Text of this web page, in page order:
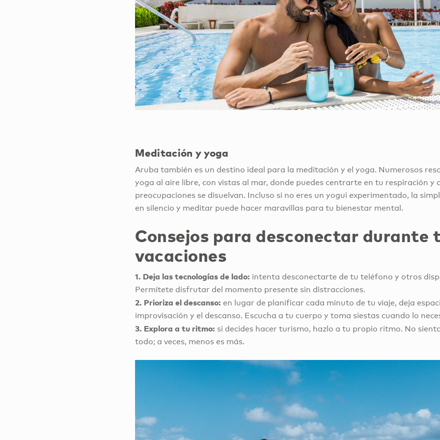
Meditación y yoga
Aruba también es un destino ideal para la meditación y el yoga. Numerosos
yoga al aire libre, con vistas al mar, donde puedes centrarte en tu respiración y
preocupaciones se disuelvan. Incluso si no eres un yogui experimentado, la
en silencio y meditar puede hacer maravillas para tu bienestar mental.
Consejos para desconectar durante
vacaciones
1. Deja las tecnologías de lado: intenta desconectarte de tu teléfono y otros
Permítete disfrutar del momento presente sin distracciones.
2. Prioriza el descanso: en lugar de planificar cada minuto de tu viaje, deja
improvisación y el descanso. Escucha a tu cuerpo y toma siestas cuando lo
3. Explora a tu ritmo: si decides hacer turismo, hazlo a tu propio ritmo. No
todo; a veces, menos es más.